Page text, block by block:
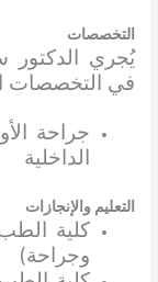
التخصصات
يُجري الدكتور
في التخصصات
جراحة
الداخلية
التعليم والإنجازات
كلية
وجراحة)